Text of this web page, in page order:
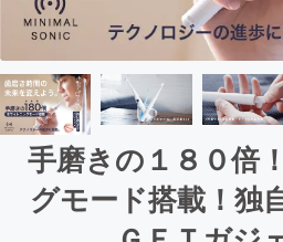
手磨きの１８０倍
グモード搭載！独